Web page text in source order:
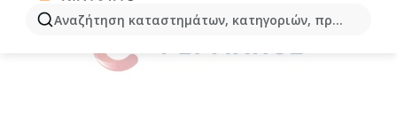
Αναζήτηση καταστημάτων, κατηγοριών, προϊόντων...